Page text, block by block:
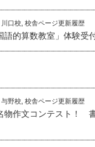
川口校 校舎ページ更新履歴
的算数教室」体験受
与野校 校舎ページ更新履歴
作文コンテスト！